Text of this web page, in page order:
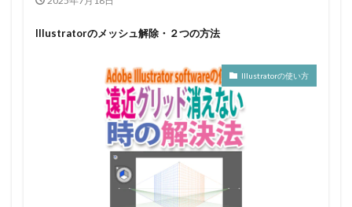
Illustratorのメッシュ解除・２つの方法
Illustratorの使い方